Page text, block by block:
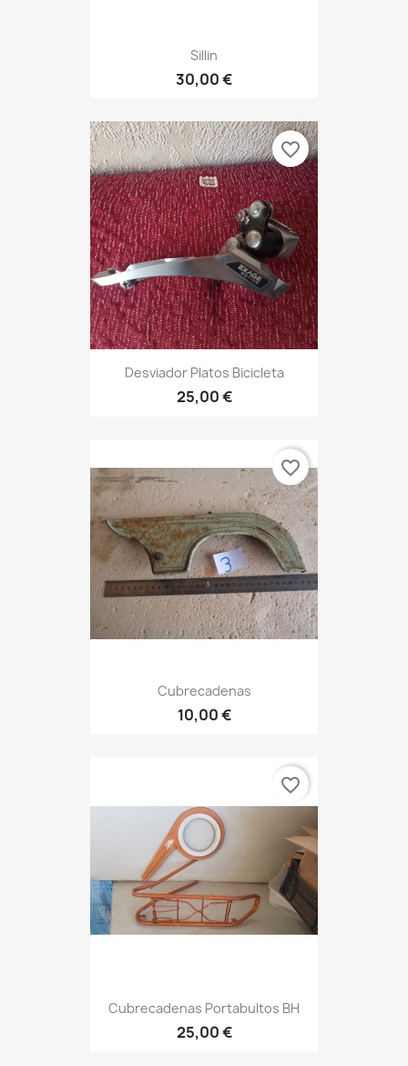
Sillin
30,00 €
Desviador Platos Bicicleta
25,00 €
favorite_border
Cubrecadenas
10,00 €
favorite_border
Cubrecadenas Portabultos BH
25,00 €
favorite_border